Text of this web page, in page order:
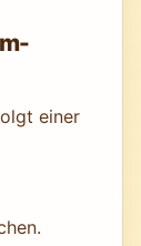
einer